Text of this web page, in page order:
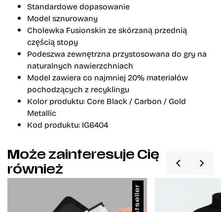
Standardowe dopasowanie
Model sznurowany
Cholewka Fusionskin ze skórzaną przednią
częścią stopy
Podeszwa zewnętrzna przystosowana do gry na
naturalnych nawierzchniach
Model zawiera co najmniej 20% materiałów
pochodzących z recyklingu
Kolor produktu: Core Black / Carbon / Gold
Metallic
Kod produktu: IG6404
Może zainteresuje Cię
również